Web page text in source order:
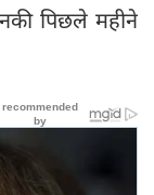
पिछले महीने